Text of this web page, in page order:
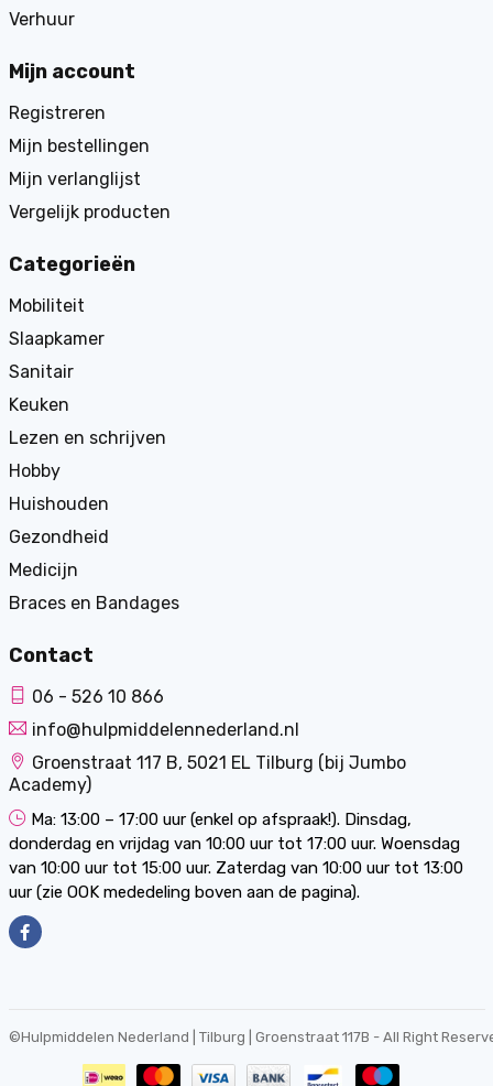
Verhuur
Mijn account
Registreren
Mijn bestellingen
Mijn verlanglijst
Vergelijk producten
Categorieën
Mobiliteit
Slaapkamer
Sanitair
Keuken
Lezen en schrijven
Hobby
Huishouden
Gezondheid
Medicijn
Braces en Bandages
Contact
06 - 526 10 866
info@hulpmiddelennederland.nl
Groenstraat 117 B, 5021 EL Tilburg (bij Jumbo
Academy)
Ma: 13:00 – 17:00 uur (enkel op afspraak!). Dinsdag,
donderdag en vrijdag van 10:00 uur tot 17:00 uur. Woensdag
van 10:00 uur tot 15:00 uur. Zaterdag van 10:00 uur tot 13:00
uur (zie OOK mededeling boven aan de pagina).
©Hulpmiddelen Nederland | Tilburg | Groenstraat 117B - All Right